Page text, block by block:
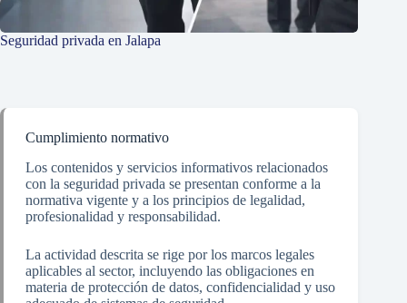
Seguridad privada en Jalapa
Cumplimiento normativo
Los contenidos y servicios informativos relacionados
con la seguridad privada se presentan conforme a la
normativa vigente y a los principios de legalidad,
profesionalidad y responsabilidad.
La actividad descrita se rige por los marcos legales
aplicables al sector, incluyendo las obligaciones en
materia de protección de datos, confidencialidad y uso